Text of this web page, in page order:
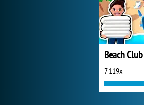
Beach Club
7 119x